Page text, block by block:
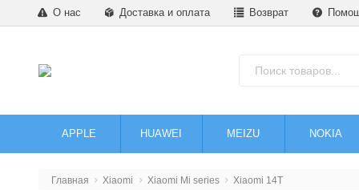
О нас Доставка и оплата Возврат
APPLE HUAWEI MEIZU NOKIA
Главная Xiaomi Xiaomi Mi series Xiaomi 14T